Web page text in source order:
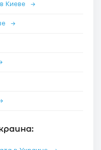
Киеве →
→